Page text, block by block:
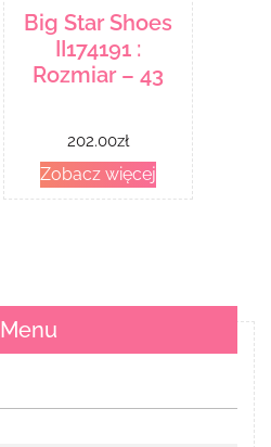
Big Star Shoes
II174191 :
Rozmiar – 43
202.00zł
Zobacz więcej
Menu